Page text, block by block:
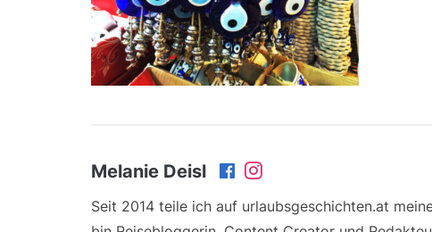
Melanie Deisl
Seit 2014 teile ich auf urlaubsgeschichten.at